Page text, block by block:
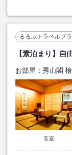
るるぶトラベルプ
【素泊まり】
お部屋： 秀山閣
客室